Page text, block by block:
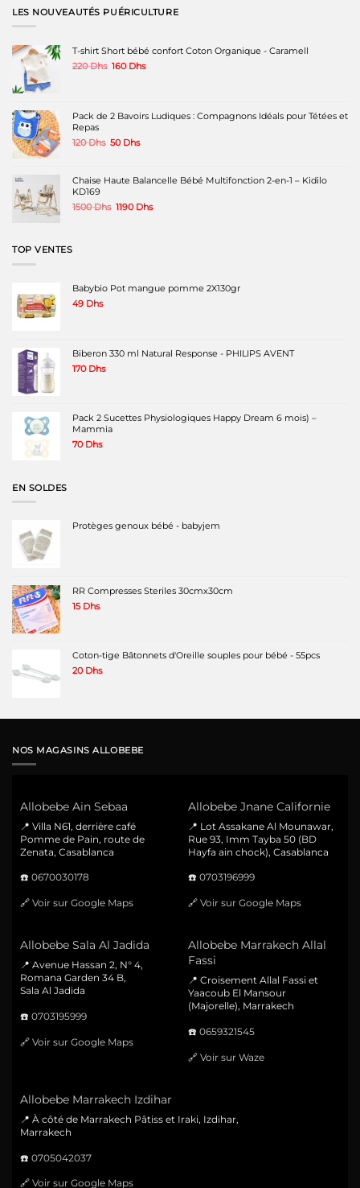
LES NOUVEAUTÉS PUÉRICULTURE
T-shirt Short bébé confort Coton Organique - Caramell
220Dhs Le
160 DhsLe
Pack de 2 Bavoirs Ludiques : Compagnons Idéals pour Tétées et
Repas
120Dhs Le
était :
120 Dhs.
50 DhsLe
est :
50 Dhs.
Chaise Haute Balancelle Bébé Multifonction 2-en-1 – Kidilo
KD169
1500Dhs Le
1190 DhsLe
TOP VENTES
Babybio Pot mangue pomme 2X130gr
49 Dhs
Biberon 330 ml Natural Response - PHILIPS AVENT
170 Dhs
Pack 2 Sucettes Physiologiques Happy Dream 6 mois) –
Mammia
70 Dhs
EN SOLDES
Protèges genoux bébé - babyjem
RR Compresses Steriles 30cmx30cm
15 Dhs
Coton-tige Bâtonnets d'Oreille souples pour bébé - 55pcs
20 Dhs
NOS MAGASINS ALLOBEBE
Allobebe Ain Sebaa
📍 Villa N61, derrière café
Pomme de Pain, route de
Zenata, Casablanca
☎️ 0670030178
🔗 Voir sur Google Maps
Allobebe Jnane Californie
📍 Lot Assakane Al Mounawar,
Rue 93, Imm Tayba 50 (BD
Hayfa ain chock), Casablanca
☎️ 0703196999
🔗 Voir sur Google Maps
Allobebe Sala Al Jadida
📍 Avenue Hassan 2, N° 4,
Romana Garden 34 B,
Sala Al Jadida
☎️ 0703195999
🔗 Voir sur Google Maps
Allobebe Marrakech Allal
Fassi
📍 Croisement Allal Fassi et
Yaacoub El Mansour
(Majorelle), Marrakech
☎️ 0659321545
🔗 Voir sur Waze
Allobebe Marrakech Izdihar
📍 À côté de Marrakech Pâtiss et Iraki, Izdihar,
Marrakech
☎️ 0705042037
🔗 Voir sur Google Maps